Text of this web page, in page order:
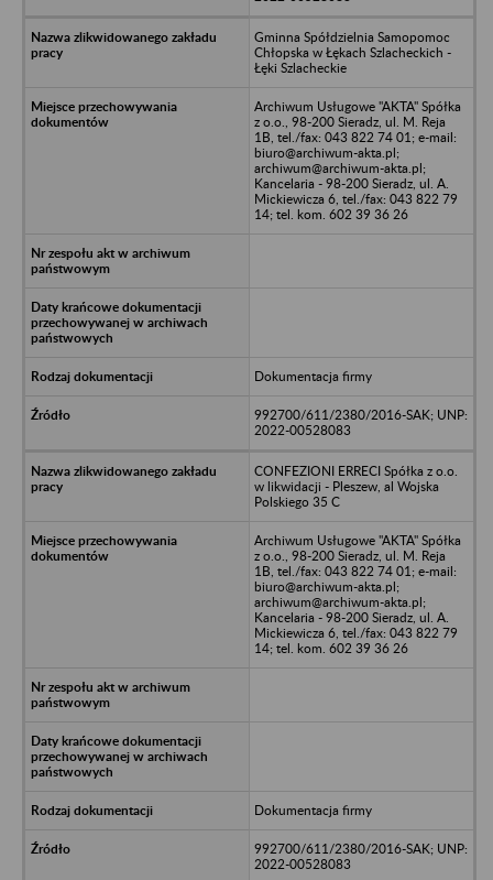
Gminna Spółdzielnia Samopomoc
Chłopska w Łękach Szlacheckich -
Łęki Szlacheckie
Archiwum Usługowe "AKTA" Spółka
z o.o., 98-200 Sieradz, ul. M. Reja
1B, tel./fax: 043 822 74 01; e-mail:
biuro@archiwum-akta.pl;
archiwum@archiwum-akta.pl;
Kancelaria - 98-200 Sieradz, ul. A.
Mickiewicza 6, tel./fax: 043 822 79
14; tel. kom. 602 39 36 26
Dokumentacja firmy
992700/611/2380/2016-SAK; UNP:
2022-00528083
CONFEZIONI ERRECI Spółka z o.o.
w likwidacji - Pleszew, al Wojska
Polskiego 35 C
Archiwum Usługowe "AKTA" Spółka
z o.o., 98-200 Sieradz, ul. M. Reja
1B, tel./fax: 043 822 74 01; e-mail:
biuro@archiwum-akta.pl;
archiwum@archiwum-akta.pl;
Kancelaria - 98-200 Sieradz, ul. A.
Mickiewicza 6, tel./fax: 043 822 79
14; tel. kom. 602 39 36 26
Dokumentacja firmy
992700/611/2380/2016-SAK; UNP:
2022-00528083